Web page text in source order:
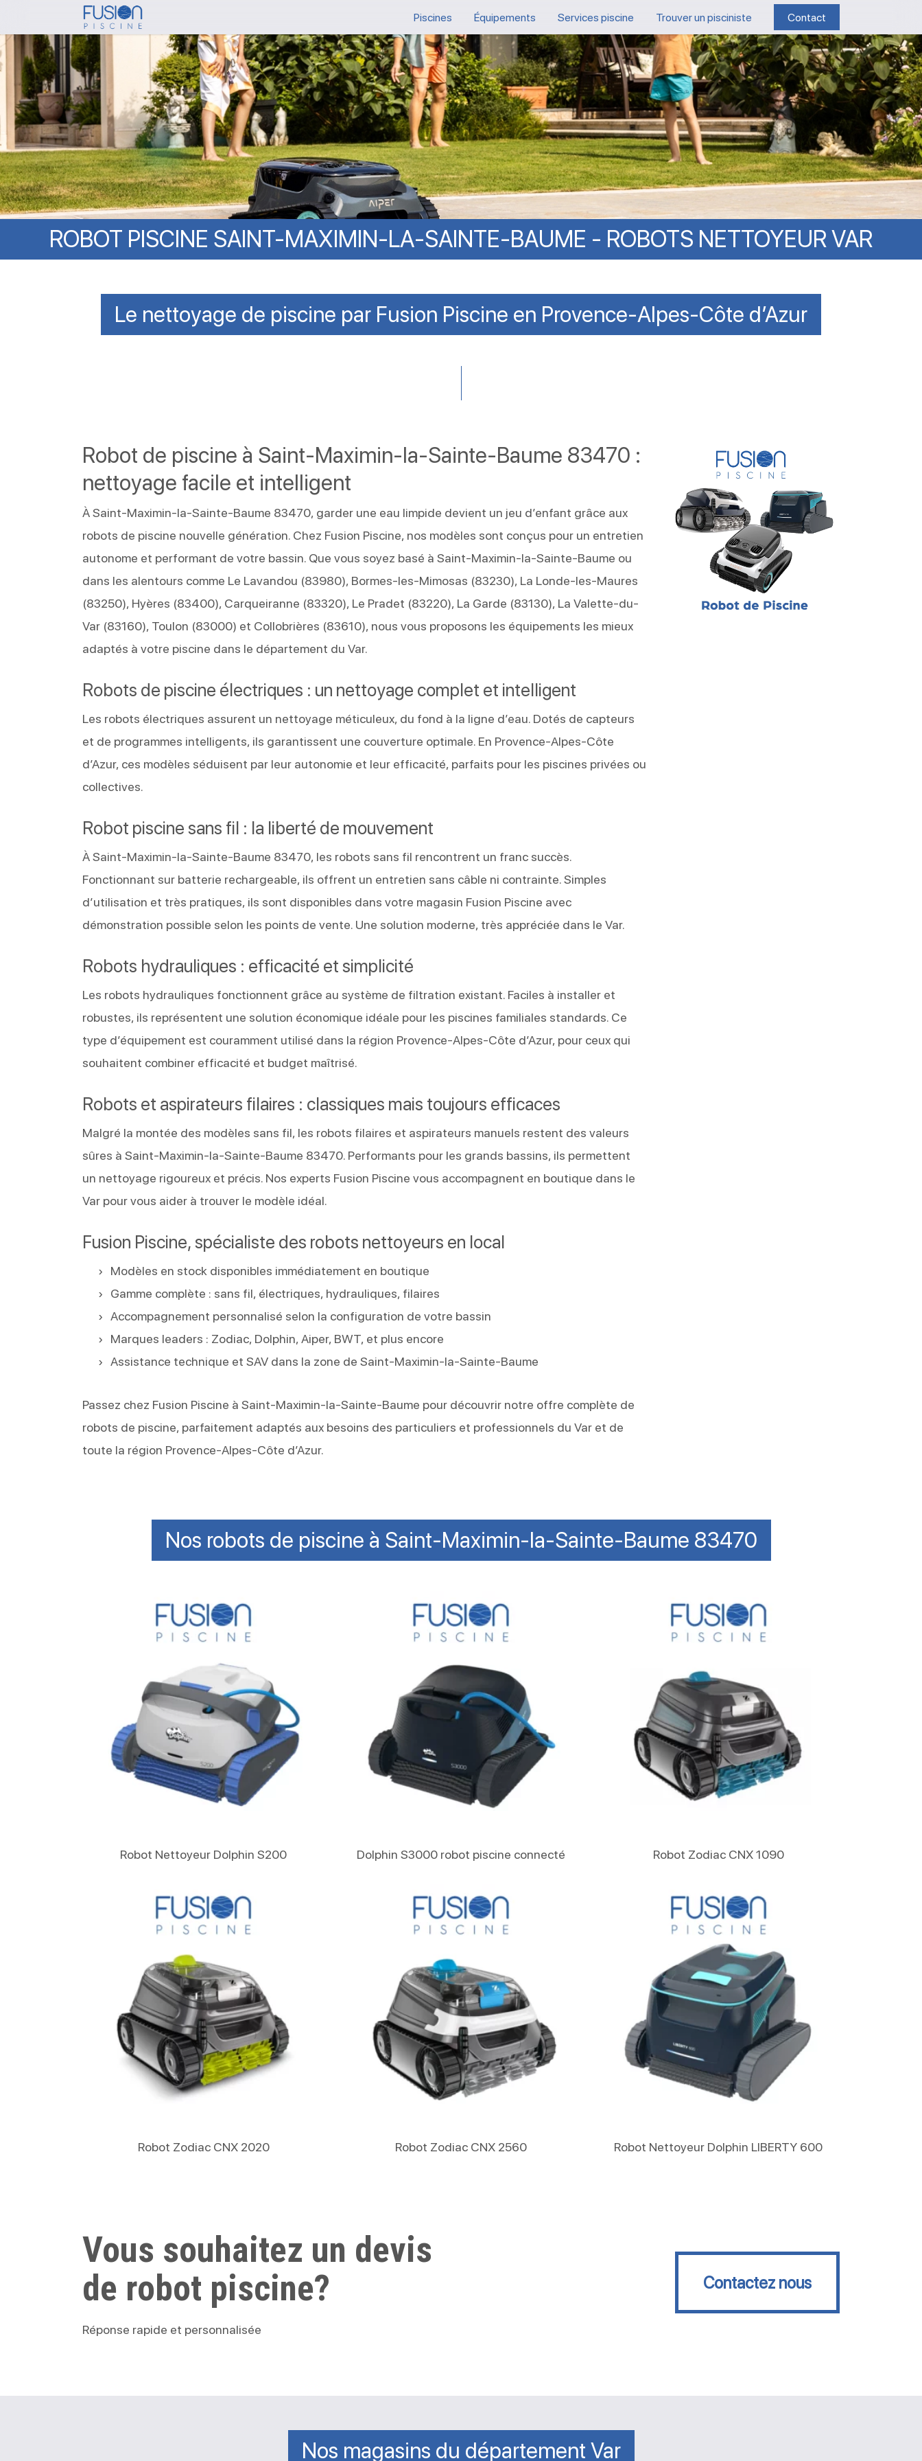
to
main
content
Piscines Équipements Services piscine Trouver un pisciniste Contact
ROBOT PISCINE SAINT-MAXIMIN-LA-SAINTE-BAUME - ROBOTS NETTOYEUR VAR
Le nettoyage de piscine par Fusion Piscine en Provence-Alpes-Côte d’Azur
Robot de piscine à Saint-Maximin-la-Sainte-Baume 83470 :
nettoyage facile et intelligent
À Saint-Maximin-la-Sainte-Baume 83470, garder une eau limpide devient un jeu d’enfant grâce aux
robots de piscine nouvelle génération. Chez Fusion Piscine, nos modèles sont conçus pour un entretien
autonome et performant de votre bassin. Que vous soyez basé à Saint-Maximin-la-Sainte-Baume ou
dans les alentours comme Le Lavandou (83980), Bormes-les-Mimosas (83230), La Londe-les-Maures
(83250), Hyères (83400), Carqueiranne (83320), Le Pradet (83220), La Garde (83130), La Valette-du-
Var (83160), Toulon (83000) et Collobrières (83610), nous vous proposons les équipements les mieux
adaptés à votre piscine dans le département du Var.
Robots de piscine électriques : un nettoyage complet et intelligent
Les robots électriques assurent un nettoyage méticuleux, du fond à la ligne d’eau. Dotés de capteurs
et de programmes intelligents, ils garantissent une couverture optimale. En Provence-Alpes-Côte
d’Azur, ces modèles séduisent par leur autonomie et leur efficacité, parfaits pour les piscines privées ou
collectives.
Robot piscine sans fil : la liberté de mouvement
À Saint-Maximin-la-Sainte-Baume 83470, les robots sans fil rencontrent un franc succès.
Fonctionnant sur batterie rechargeable, ils offrent un entretien sans câble ni contrainte. Simples
d’utilisation et très pratiques, ils sont disponibles dans votre magasin Fusion Piscine avec
démonstration possible selon les points de vente. Une solution moderne, très appréciée dans le Var.
Robots hydrauliques : efficacité et simplicité
Les robots hydrauliques fonctionnent grâce au système de filtration existant. Faciles à installer et
robustes, ils représentent une solution économique idéale pour les piscines familiales standards. Ce
type d’équipement est couramment utilisé dans la région Provence-Alpes-Côte d’Azur, pour ceux qui
souhaitent combiner efficacité et budget maîtrisé.
Robots et aspirateurs filaires : classiques mais toujours efficaces
Malgré la montée des modèles sans fil, les robots filaires et aspirateurs manuels restent des valeurs
sûres à Saint-Maximin-la-Sainte-Baume 83470. Performants pour les grands bassins, ils permettent
un nettoyage rigoureux et précis. Nos experts Fusion Piscine vous accompagnent en boutique dans le
Var pour vous aider à trouver le modèle idéal.
Fusion Piscine, spécialiste des robots nettoyeurs en local
Modèles en stock disponibles immédiatement en boutique
Gamme complète : sans fil, électriques, hydrauliques, filaires
Accompagnement personnalisé selon la configuration de votre bassin
Marques leaders : Zodiac, Dolphin, Aiper, BWT, et plus encore
Assistance technique et SAV dans la zone de Saint-Maximin-la-Sainte-Baume
Passez chez Fusion Piscine à Saint-Maximin-la-Sainte-Baume pour découvrir notre offre complète de
robots de piscine, parfaitement adaptés aux besoins des particuliers et professionnels du Var et de
toute la région Provence-Alpes-Côte d’Azur.
Nos robots de piscine à Saint-Maximin-la-Sainte-Baume 83470
Robot Nettoyeur Dolphin S200 Dolphin S3000 robot piscine connecté Robot Zodiac CNX 1090
Robot Zodiac CNX 2020 Robot Zodiac CNX 2560 Robot Nettoyeur Dolphin LIBERTY 600
Vous souhaitez un devis
de robot piscine?
Réponse rapide et personnalisée
Contactez nous
Contactez nous
Nos magasins du département Var